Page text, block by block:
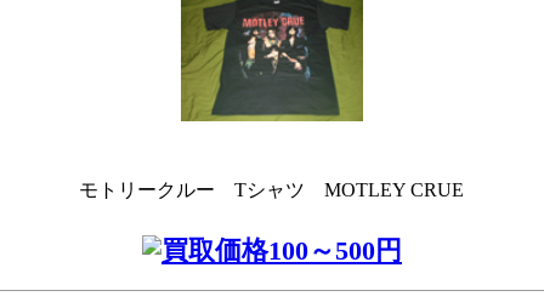
モトリークルー Tシャツ MOTLEY CRUE